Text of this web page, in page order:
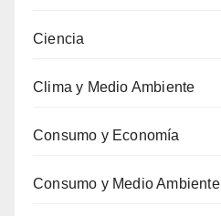
Ciencia
Clima y Medio Ambiente
Consumo y Economía
Consumo y Medio Ambiente